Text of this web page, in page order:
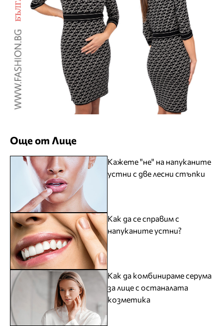
Още от Лице
Кажете "не" на напуканите
устни с две лесни стъпки
Как да се справим с
напуканите устни?
Как да комбинираме серума
за лице с останалата
козметика